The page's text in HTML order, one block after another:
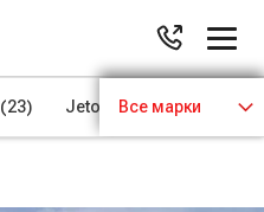
(23) Jetour (8) Kaiyi (4)
Все марки